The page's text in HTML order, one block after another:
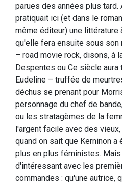
parues des années plus tard.
pratiquait ici (et dans le
même éditeur) une
qu'elle fera ensuite sous son
– road movie rock, disons, à
Despentes ou Ce siècle aura
Eudeline – truffée de
déchus se prenant pour
personnage du chef de
ou les stratagèmes de la
l'argent facile avec des
quand on sait que Kerninon
plus en plus féministes.
d'intéressant avec les
commandes : qu'une autrice,